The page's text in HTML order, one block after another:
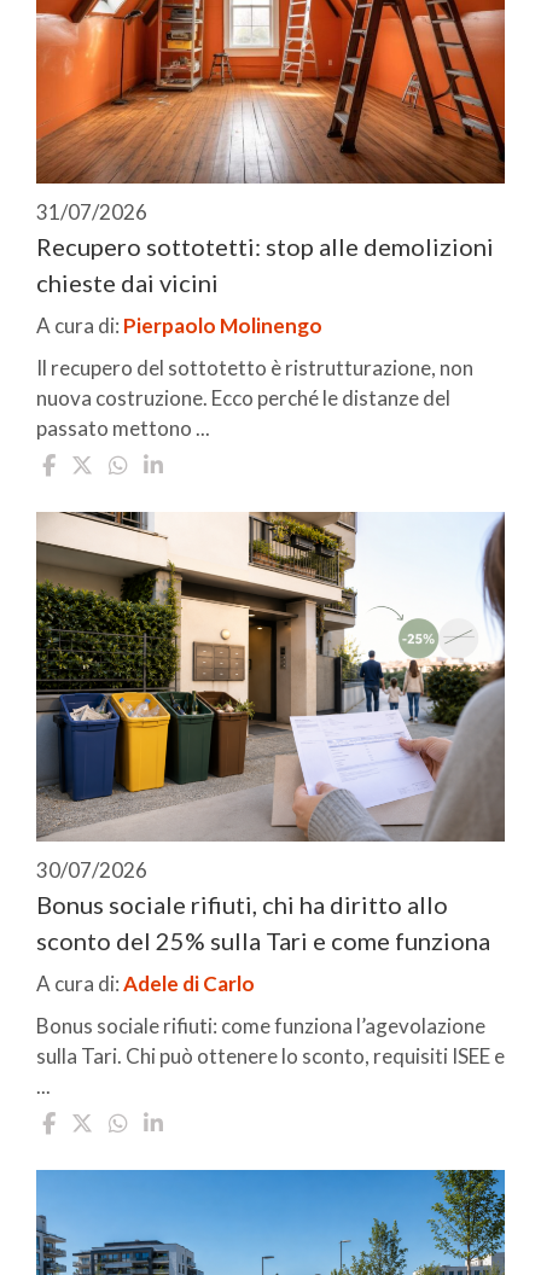
31/07/2026
Recupero sottotetti: stop alle demolizioni
chieste dai vicini
A cura di: Pierpaolo Molinengo
Il recupero del sottotetto è ristrutturazione, non
nuova costruzione. Ecco perché le distanze del
passato mettono ...
30/07/2026
Bonus sociale rifiuti, chi ha diritto allo
sconto del 25% sulla Tari e come funziona
A cura di:Adele di Carlo
Bonus sociale rifiuti: come funziona l’agevolazione
sulla Tari. Chi può ottenere lo sconto, requisiti ISEE e
...